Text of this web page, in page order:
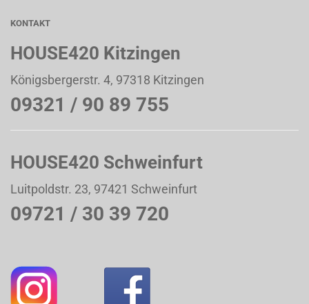
KONTAKT
HOUSE420 Kitzingen
Königsbergerstr. 4, 97318 Kitzingen
09321 / 90 89 755
HOUSE420 Schweinfurt
Luitpoldstr. 23, 97421 Schweinfurt
09721 / 30 39 720